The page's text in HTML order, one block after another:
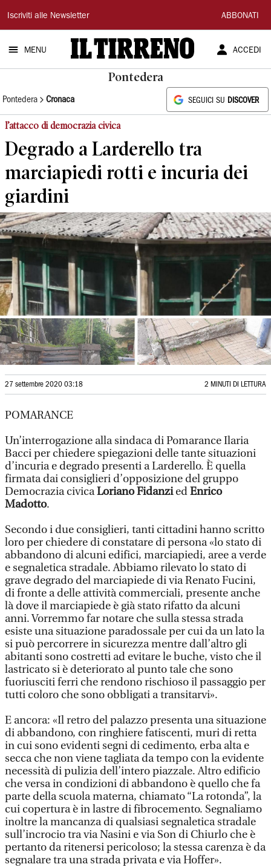
Il
Tirreno
Iscriviti alle Newsletter ABBONATI
MENU ACCEDI
Pontedera
Pontedera Cronaca SEGUICI SU DISCOVER
l’attacco di democrazia civica
Degrado a Larderello tra
marciapiedi rotti e incuria dei
giardini
27 settembre 2020 03:18 2 MINUTI DI LETTURA
POMARANCE
Un’interrogazione alla sindaca di Pomarance Ilaria
Bacci per chiedere spiegazioni delle tante situazioni
d’incuria e degrado presenti a Larderello. È quella
firmata dai consiglieri d’opposizione del gruppo
Democrazia civicaLoriano FidanziedEnrico
Madotto.
Secondo i due consiglieri, tanti cittadini hanno scritto
loro per chiedere di constatare di persona «lo stato di
abbandono di alcuni edifici, marciapiedi, aree a verde
e segnaletica stradale. Abbiamo rilevato lo stato di
grave degrado del marciapiede di via Renato Fucini,
di fronte a delle attività commerciali, presente anche
là dove il marciapiede è già stato rifatto da alcuni
anni. Vorremmo far notare che sulla stessa strada
esiste una situazione paradossale per cui da un lato la
si può percorrere in sicurezza mentre dall’altro gli
abitanti sono costretti ad evitare le buche, visto che il
lastricato si è deteriorato al punto tale che sono
fuoriusciti ferri che rendono rischioso il passaggio per
tutti coloro che sono obbligati a transitarvi».
E ancora: «Il retro del palazzo presenta una situazione
di abbandono, con ringhiere fatiscenti, muri di retta
in cui sono evidenti segni di cedimento, erba alta e
secca che non viene tagliata da tempo con la evidente
necessità di pulizia dell’intero piazzale. Altro edificio
che versa in condizioni di abbandono è quello che fa
parte della scuola materna, chiamato “La rotonda”, la
cui copertura è in lastre di fibrocemento. Segnaliamo
inoltre la mancanza di qualsiasi segnaletica stradale
sull’incrocio tra via Nasini e via Son di Chiurlo che è
pertanto da ritenersi pericoloso; la stessa carenza è da
segnalare tra una strada privata e via Hoffer».